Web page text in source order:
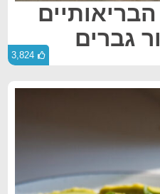
גברים
3,824